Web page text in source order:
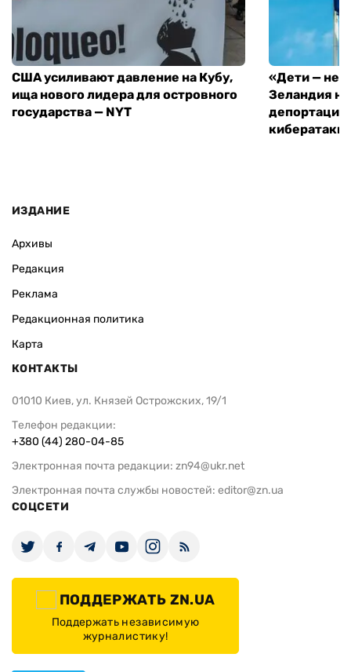
США усиливают давление на Кубу,
ища нового лидера для островного
государства — NYT
«Дети — не
Зеландия
депортацию
кибератаки
ИЗДАНИЕ
Архивы
Редакция
Реклама
Редакционная политика
Карта
КОНТАКТЫ
01010 Киев, ул. Князей Острожских, 19/1
Телефон редакции:
+380 (44) 280-04-85
Электронная почта редакции: zn94@ukr.net
Электронная почта службы новостей: editor@zn.ua
СОЦСЕТИ
ПОДДЕРЖАТЬ ZN.UA
Поддержать независимую
журналистику!